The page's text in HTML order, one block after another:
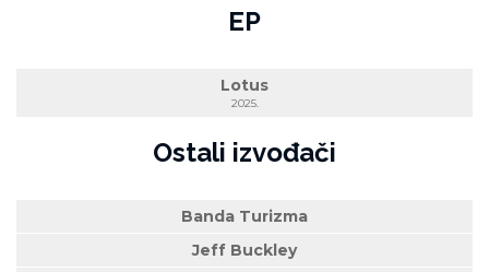
EP
Lotus
2025.
Ostali izvođači
Banda Turizma
Jeff Buckley